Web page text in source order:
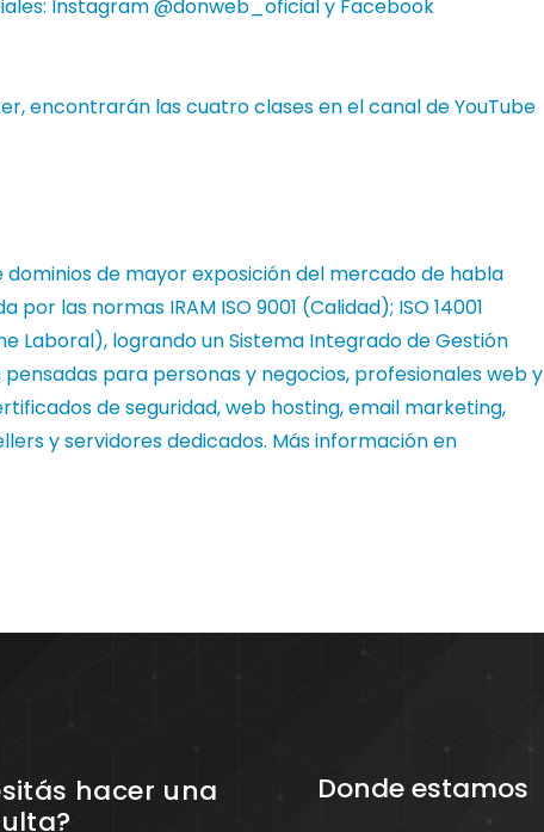
Instagram @donweb_oficial y Facebook
encontrarán las cuatro clases en el canal deYouTube
de mayor exposición del mercado de habla
las normas IRAM ISO 9001 (Calidad); ISO 14001
Laboral), logrando un Sistema Integrado de Gestión
para personas y negocios, profesionales web y
de seguridad, web hosting, email marketing,
y servidores dedicados. Más información en
hacer una
Donde estamos